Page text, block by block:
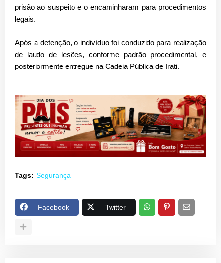
prisão ao suspeito e o encaminharam para procedimentos
legais.
Após a detenção, o indivíduo foi conduzido para realização
de laudo de lesões, conforme padrão procedimental, e
posteriormente entregue na Cadeia Pública de Irati.
Tags: Segurança
Facebook Twitter